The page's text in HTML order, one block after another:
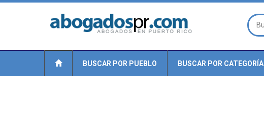
BUSCAR POR PUEBLO BUSCAR POR CATEGORÍA